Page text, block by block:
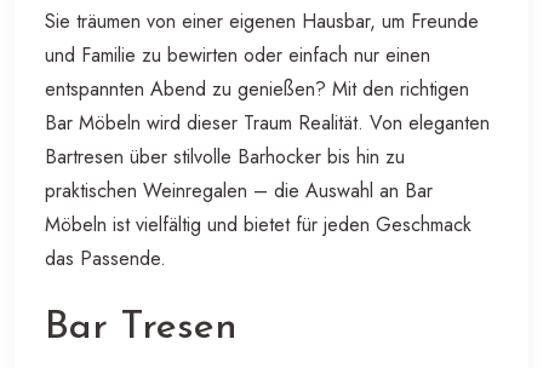
Sie träumen von einer eigenen Hausbar, um Freunde
und Familie zu bewirten oder einfach nur einen
entspannten Abend zu genießen? Mit den richtigen
Bar Möbeln wird dieser Traum Realität. Von eleganten
Bartresen über stilvolle Barhocker bis hin zu
praktischen Weinregalen – die Auswahl an Bar
Möbeln ist vielfältig und bietet für jeden Geschmack
das Passende.
Bar Tresen